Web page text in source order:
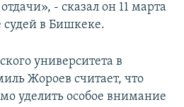
- сказал он 11 марта
судей в Бишкеке.
университета в
Жороев считает, что
уделить особое внимание